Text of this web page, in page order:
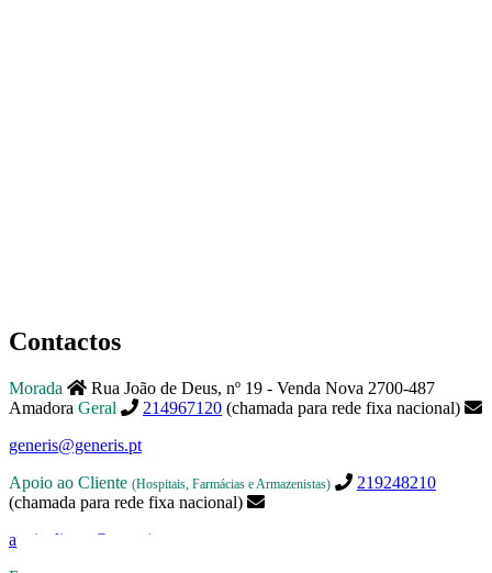
Contactos
Morada
Rua João de Deus, nº 19 - Venda Nova 2700-487
Amadora Geral 214967120 (chamada para rede fixa nacional)
generis@generis.pt
Apoio ao Cliente (Hospitais, Farmácias e Armazenistas)
219248210
(chamada para rede fixa nacional)
apoiocliente@generis.pt